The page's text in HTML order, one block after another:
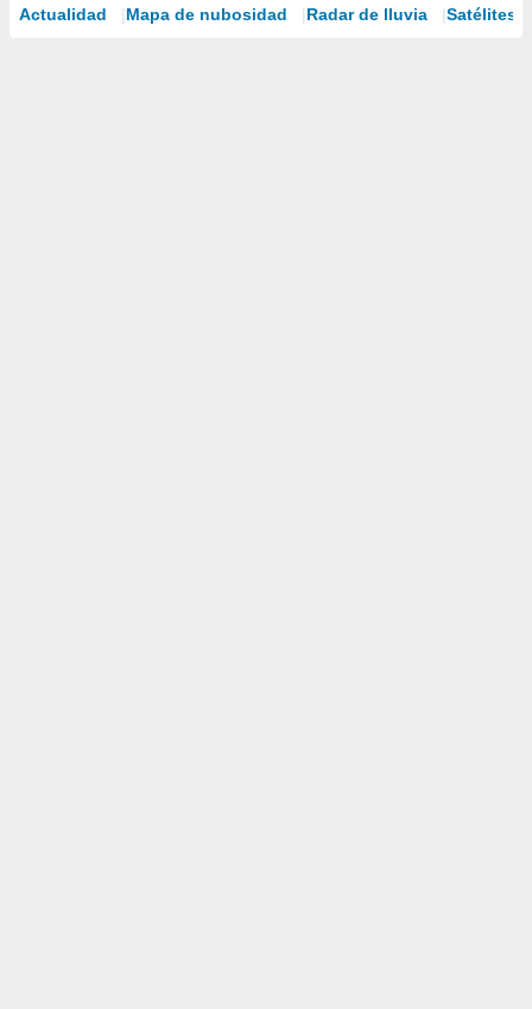
Actualidad Mapa de nubosidad Radar de lluvia Satélites